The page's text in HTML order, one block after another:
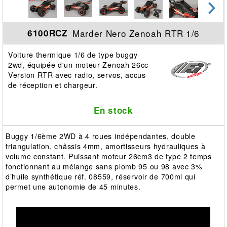
6100RCZ Marder Nero Zenoah RTR 1/6
Voiture thermique 1/6 de type buggy
2wd, équipée d'un moteur Zenoah 26cc
Version RTR avec radio, servos, accus
de réception et chargeur.
En stock
Buggy 1/6ème 2WD à 4 roues indépendantes, double
triangulation, châssis 4mm, amortisseurs hydrauliques à
volume constant. Puissant moteur 26cm3 de type 2 temps
fonctionnant au mélange sans plomb 95 ou 98 avec 3%
d’huile synthétique réf. 08559, réservoir de 700ml qui
permet une autonomie de 45 minutes.